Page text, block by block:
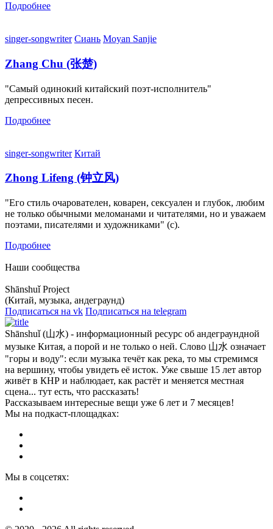
Подробнее
singer-songwriter Сиань Moyan Sanjie
Zhang Chu (张楚)
"Самый одинокий китайский поэт-исполнитель"
депрессивных песен.
Подробнее
singer-songwriter Китай
Zhong Lifeng (钟立风)
"Его стиль очарователен, коварен, сексуален и глубок, любим
не только обычными меломанами и читателями, но и уважаем
поэтами, писателями и художниками" (c).
Подробнее
Наши сообщества
Shānshuǐ Project
(Китай, музыка, андеграунд)
Подписаться на vk Подписаться на telegram
Shānshuǐ (山水) - информационный ресурс об андеграундной
музыке Китая, а порой и не только о ней. Слово 山水 означает
"горы и воду": если музыка течёт как река, то мы стремимся
на вершину, чтобы увидеть её исток. Уже свыше 15 лет автор
живёт в КНР и наблюдает, как растёт и меняется местная
сцена... тут есть, что рассказать!
Рассказываем интересные вещи уже 6 лет и 7 месяцев!
Мы на подкаст-площадках:
Мы в соцсетях: